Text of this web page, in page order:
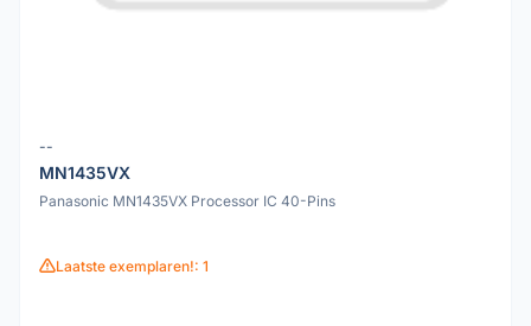
--
MN1435VX
Panasonic MN1435VX Processor IC 40-Pins
Laatste exemplaren!: 1